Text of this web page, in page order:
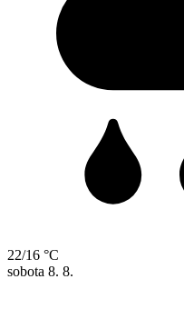
22/16 °C
sobota 8. 8.